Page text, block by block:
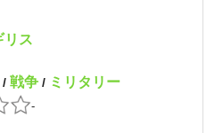
リス
/戦争/ ミリタリー
-